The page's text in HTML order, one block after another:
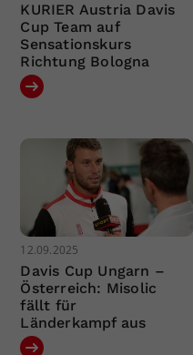
KURIER Austria Davis
Cup Team auf
Sensationskurs
Richtung Bologna
12.09.2025
Davis Cup Ungarn –
Österreich: Misolic
fällt für
Länderkampf aus